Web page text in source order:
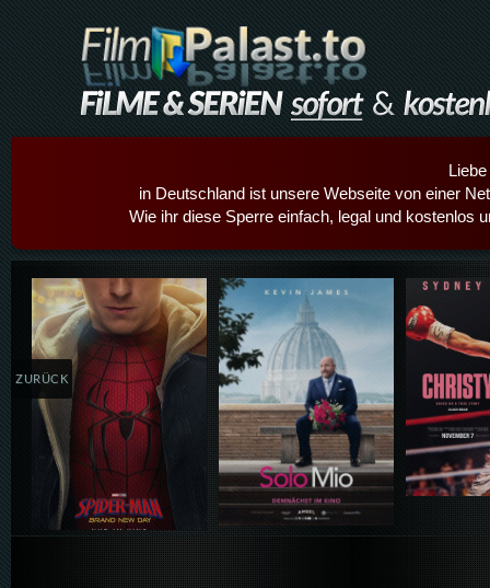
in Deutschland ist unsere Webseite von einer
Wie ihr diese Sperre einfach, legal und kostenlos
Details,Play Details,Play
ZURÜCK